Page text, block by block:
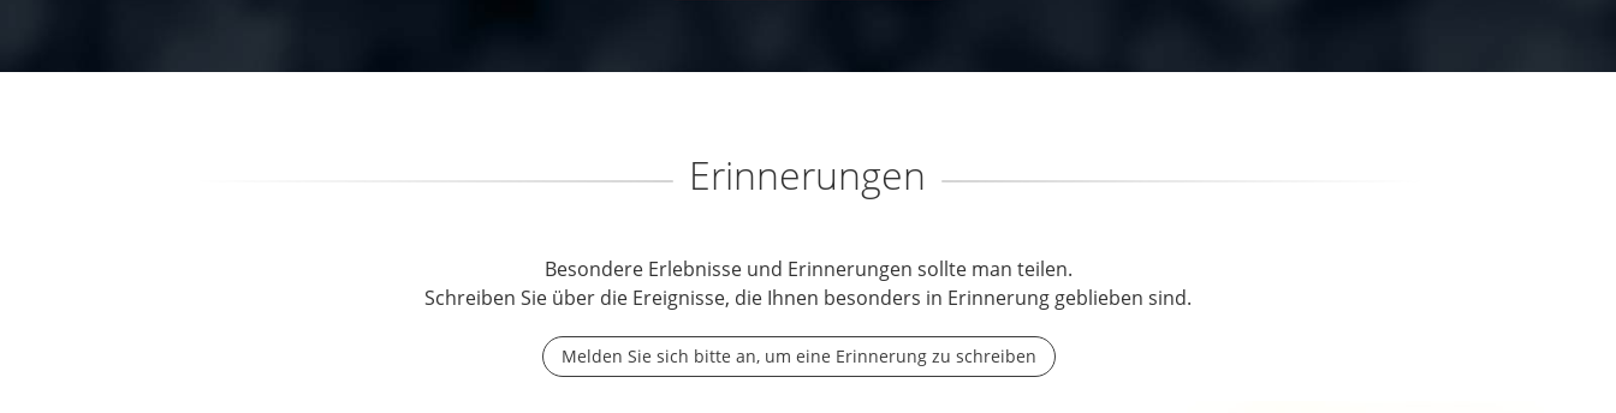
Erinnerungen
Besondere Erlebnisse und Erinnerungen sollte man teilen.
Schreiben Sie über die Ereignisse, die Ihnen besonders in Erinnerung geblieben sind.
Melden Sie sich bitte an, um eine Erinnerung zu schreiben